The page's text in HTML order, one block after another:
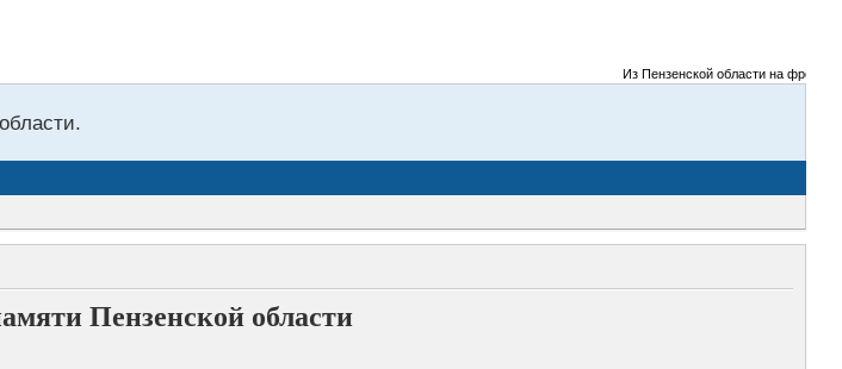
Из Пензенской области на фронты
Пензенской области